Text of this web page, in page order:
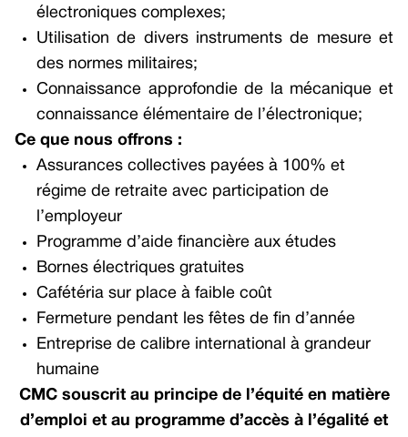
électroniques complexes;
Utilisation de divers instruments de mesure et
des normes militaires;
Connaissance approfondie de la mécanique et
connaissance élémentaire de l’électronique;
Ce que nous offrons :
Assurances collectives payées à 100% et
régime de retraite avec participation de
l’employeur
Programme d’aide financière aux études
Bornes électriques gratuites
Cafétéria sur place à faible coût
Fermeture pendant les fêtes de fin d’année
Entreprise de calibre international à grandeur
humaine
CMC souscrit au principe de l’équité en matière
d’emploi et au programme d’accès à l’égalité et